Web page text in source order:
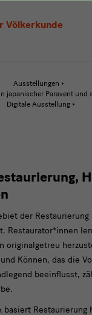
Völkerkunde
Ausstellungen
japanischer Paravent und
Digitale Ausstellung
der Restaurierung
Restaurator*innen
originalgetreu
Können, das die
beeinflusst,
basiert Restaurierung